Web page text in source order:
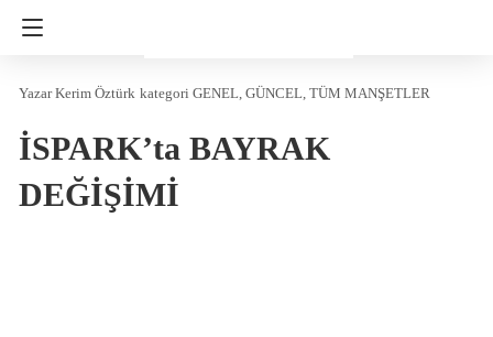
Kerim Öztürk kategori GENEL GÜNCEL TÜM MANŞETLER
İSPARK’ta BAYRAK
DEĞİŞİMİ